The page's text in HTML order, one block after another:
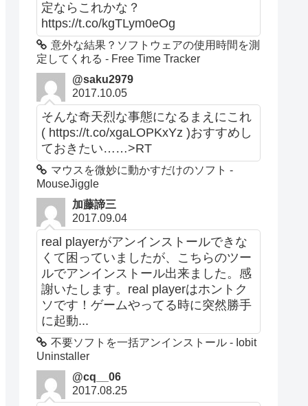
定ならこれかな？
https://t.co/kgTLym0eOg
意外な結果？ソフトウェアの使用時間を測
定してくれる - Free Time Tracker
@saku2979
2017.10.05
そんな奇天烈な事態になるまえにこれ
( https://t.co/xgaLOPKxYz )おすすめし
ておきたい……>RT
マウスを微妙に動かすだけのソフト -
MouseJiggle
加藤諦三
2017.09.04
real playerがアンインストールできな
くて困っていましたが、こちらのツー
ルでアンインストール出来ました。感
謝いたします。real playerはホントク
ソです！ゲームやってる時に突然勝手
に起動...
不要ソフトを一括アンインストール - Iobit
Uninstaller
@cq__06
2017.08.25